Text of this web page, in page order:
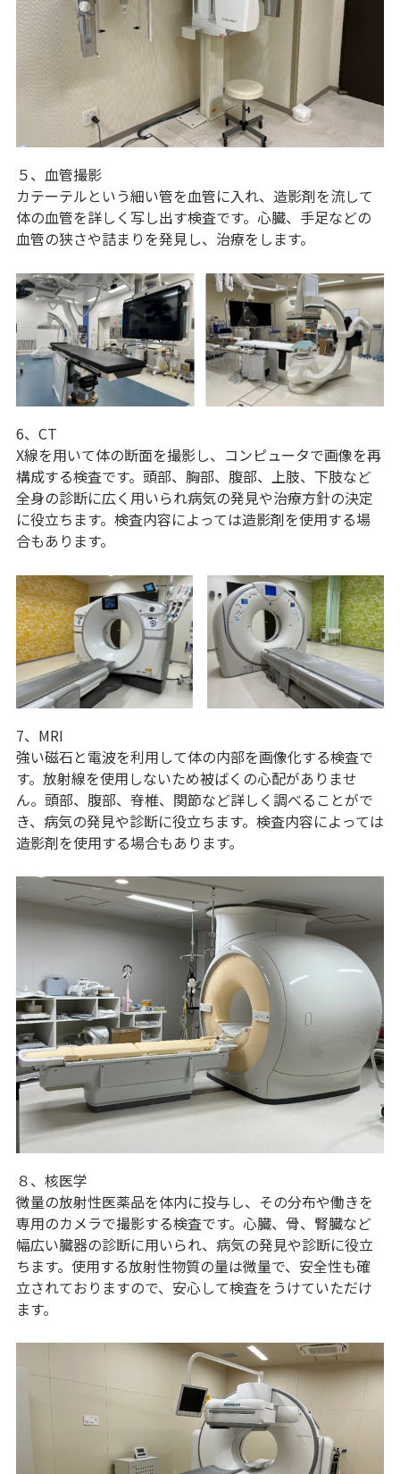
５、血管撮影
カテーテルという細い管を血管に入れ、造影剤を流して
体の血管を詳しく写し出す検査です。心臓、手足などの
血管の狭さや詰まりを発見し、治療をします。
6、CT
X線を用いて体の断面を撮影し、コンピュータで画像を再
構成する検査です。頭部、胸部、腹部、上肢、下肢など
全身の診断に広く用いられ病気の発見や治療方針の決定
に役立ちます。検査内容によっては造影剤を使用する場
合もあります。
7、MRI
強い磁石と電波を利用して体の内部を画像化する検査で
す。放射線を使用しないため被ばくの心配がありませ
ん。頭部、腹部、脊椎、関節など詳しく調べることがで
き、病気の発見や診断に役立ちます。検査内容によっては
造影剤を使用する場合もあります。
８、核医学
微量の放射性医薬品を体内に投与し、その分布や働きを
専用のカメラで撮影する検査です。心臓、骨、腎臓など
幅広い臓器の診断に用いられ、病気の発見や診断に役立
ちます。使用する放射性物質の量は微量で、安全性も確
立されておりますので、安心して検査をうけていただけ
ます。